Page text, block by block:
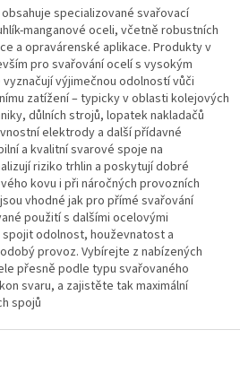
l
á
d
a
c
í
p
r
v
k
y
v
ý
p
i
s
u
specializované svařovací
manganové oceli, včetně robustních
a opravárenské aplikace. Produkty v
pro svařování ocelí s vysokým
výjimečnou odolností vůči
zatížení – typicky v oblasti kolejových
důlních strojů, lopatek nakladačů
elektrody a další přídavné
a kvalitní svarové spoje na
riziko trhlin a poskytují dobré
kovu i při náročných provozních
vhodné jak pro přímé svařování
použití s dalšími ocelovými
odolnost, houževnatost a
provoz. Vybírejte z nabízených
přesně podle typu svařovaného
svaru, a zajistěte tak maximální
spojů